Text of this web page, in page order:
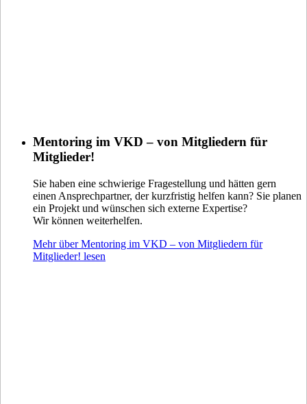
Mentoring im VKD – von Mitgliedern für
Mitglieder!
Sie haben eine schwierige Fragestellung und hätten gern
einen Ansprechpartner, der kurzfristig helfen kann? Sie planen
ein Projekt und wünschen sich externe Expertise?
Wir können weiterhelfen.
Mehr über Mentoring im VKD – von Mitgliedern für
Mitglieder! lesen